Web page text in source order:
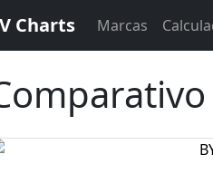
Charts Marcas